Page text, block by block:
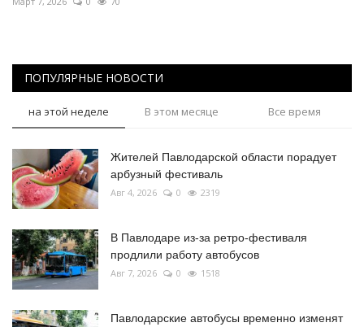
ПОПУЛЯРНЫЕ НОВОСТИ
на этой неделе В этом месяце Все время
Жителей Павлодарской области порадует
арбузный фестиваль
Авг 4, 2026 0 2319
В Павлодаре из-за ретро-фестиваля
продлили работу автобусов
Авг 7, 2026 0 1518
Павлодарские автобусы временно изменят